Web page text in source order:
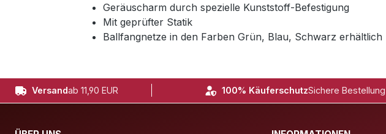
Geräuscharm durch spezielle Kunststoff-Befestigung
Mit geprüfter Statik
Ballfangnetze in den Farben Grün, Blau, Schwarz erhältlich
Versandab 11,90 EUR 100% KäuferschutzSichere Bestellung